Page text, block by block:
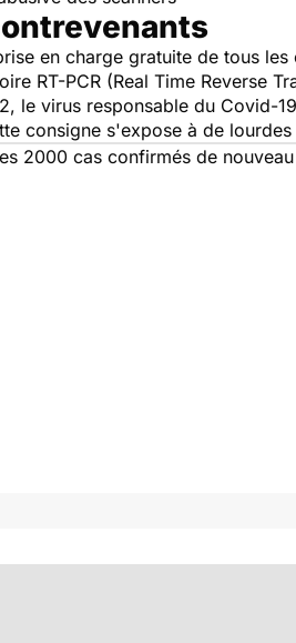
en charge gratuite de tous
RT-PCR (Real Time Reverse
le virus responsable du Covid-
consigne s'expose à de lourdes
2000 cas confirmés de